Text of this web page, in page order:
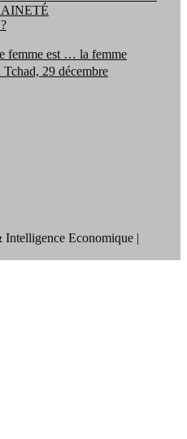
femme est … la femme
29 décembre
Economique |